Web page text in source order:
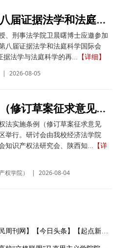
我校教师应邀参加第八届证据法学和法庭科学国际会议并作学术报告
、刑事法学院卫晨曙博士应邀参加
八届证据法学和法庭科学国际会
法学与法庭科学的再...
【详细】
| 2026-08-05
《著作权法实施条例（修订草案征求意见稿）》专家研讨会在我校举办
法实施条例（修订草案征求意见
举行。研讨会由我校经济法学院
知识产权法研究会、陕西知...
【详
权学院） | 2026-08-04